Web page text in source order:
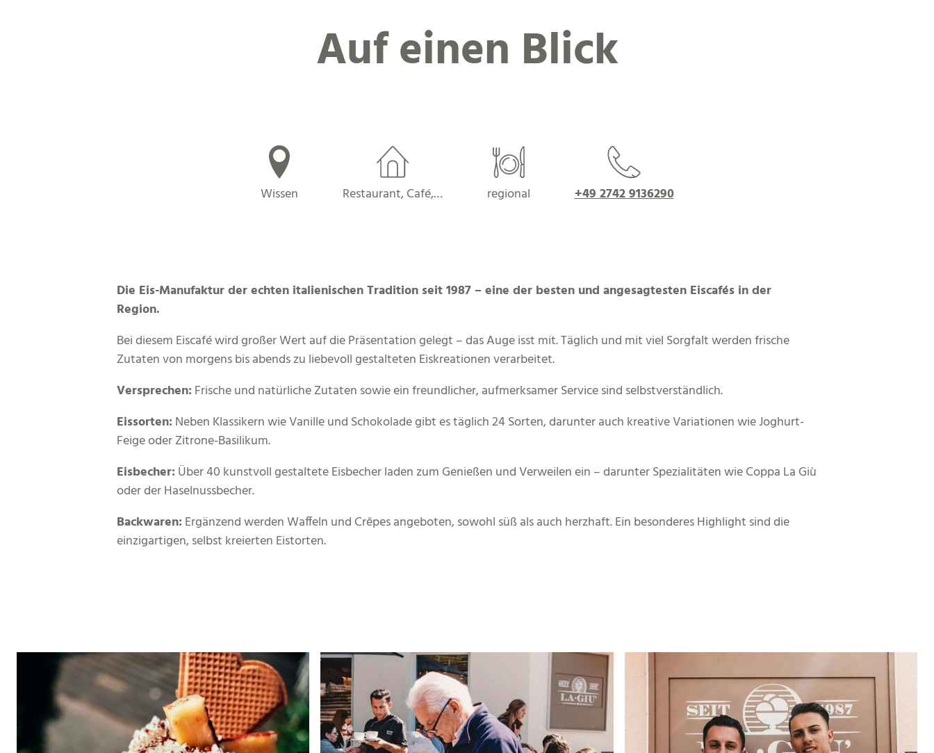
Auf einen Blick
Wissen Restaurant, Café,… regional +49 2742 9136290
Die Eis-Manufaktur der echten italienischen Tradition seit 1987 – eine der besten und angesagtesten Eiscafés in der
Region.
Bei diesem Eiscafé wird großer Wert auf die Präsentation gelegt – das Auge isst mit. Täglich und mit viel Sorgfalt werden frische
Zutaten von morgens bis abends zu liebevoll gestalteten Eiskreationen verarbeitet.
Versprechen: Frische und natürliche Zutaten sowie ein freundlicher, aufmerksamer Service sind selbstverständlich.
Eissorten: Neben Klassikern wie Vanille und Schokolade gibt es täglich 24 Sorten, darunter auch kreative Variationen wie Joghurt-
Feige oder Zitrone-Basilikum.
Eisbecher: Über 40 kunstvoll gestaltete Eisbecher laden zum Genießen und Verweilen ein – darunter Spezialitäten wie Coppa La Giù
oder der Haselnussbecher.
Backwaren: Ergänzend werden Waffeln und Crêpes angeboten, sowohl süß als auch herzhaft. Ein besonderes Highlight sind die
einzigartigen, selbst kreierten Eistorten.